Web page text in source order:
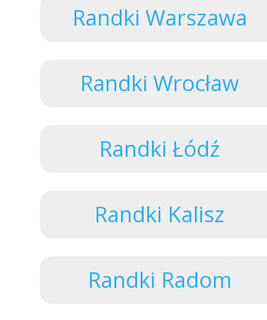
Randki Warszawa
Randki Wrocław
Randki Łódź
Randki Kalisz
Randki Radom